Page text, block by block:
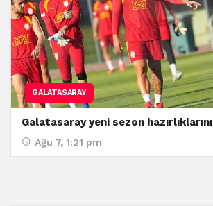
GALATASARAY
Galatasaray yeni sezon
Ağu 7, 1:21 pm